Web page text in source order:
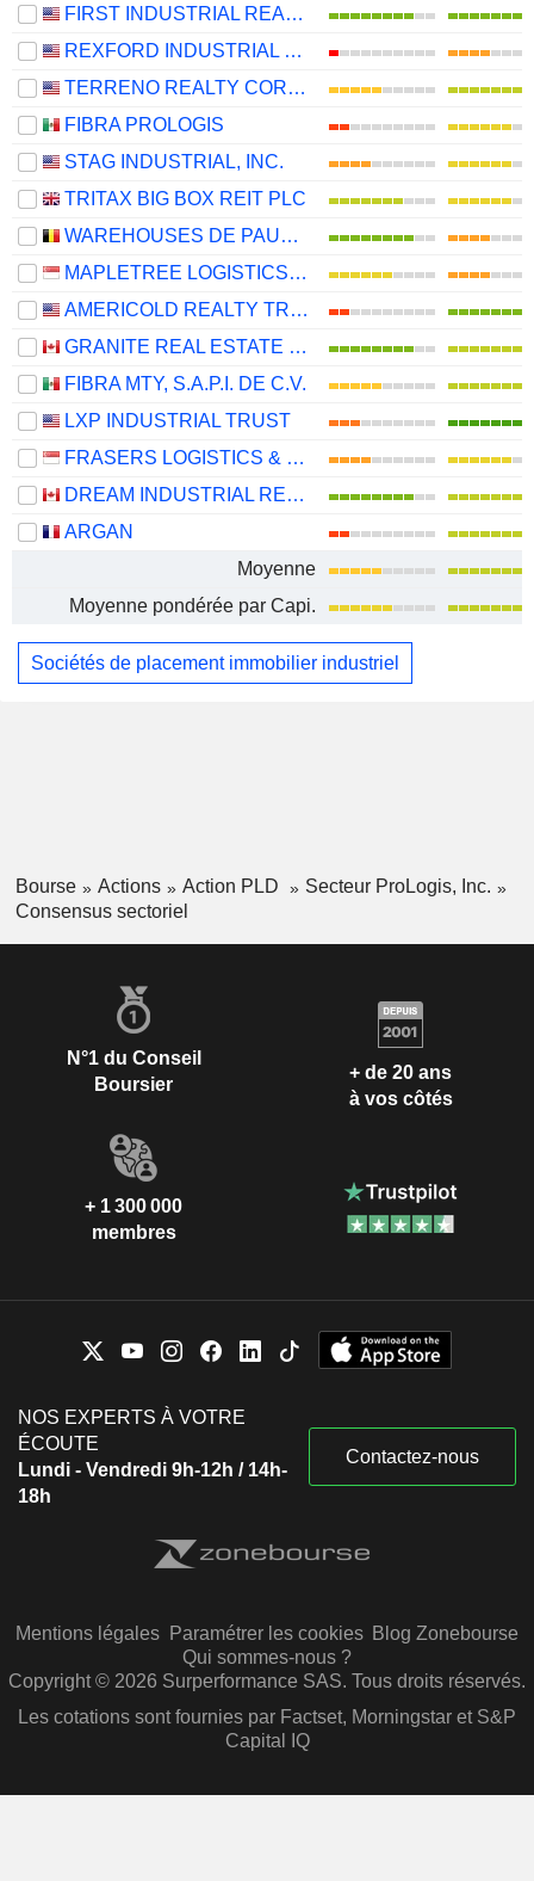
FIRST INDUSTRIAL REALTY TRUST, INC.
REXFORD INDUSTRIAL REALTY, INC.
TERRENO REALTY CORPORATION
FIBRA PROLOGIS
STAG INDUSTRIAL, INC.
TRITAX BIG BOX REIT PLC
WAREHOUSES DE PAUW SA
MAPLETREE LOGISTICS TRUST
AMERICOLD REALTY TRUST, INC.
GRANITE REAL ESTATE INVESTMENT TRUST
FIBRA MTY, S.A.P.I. DE C.V.
LXP INDUSTRIAL TRUST
FRASERS LOGISTICS & COMMERCIAL TRUST
DREAM INDUSTRIAL REAL ESTATE INVESTMENT TRUST
ARGAN
Moyenne
Moyenne pondérée par Capi.
Sociétés de placement immobilier industriel
Bourse Actions Action PLD
Secteur ProLogis, Inc.
Consensus sectoriel
N°1 du Conseil
Boursier
+ de 20 ans
à vos côtés
+ 1 300 000
membres
NOS EXPERTS À VOTRE
ÉCOUTE
Lundi - Vendredi 9h-12h / 14h-
18h
Contactez-nous
Mentions légales Paramétrer les cookies Blog Zonebourse
Qui sommes-nous ?
Copyright © 2026 Surperformance SAS. Tous droits réservés.
Les cotations sont fournies par Factset, Morningstar et S&P
Capital IQ